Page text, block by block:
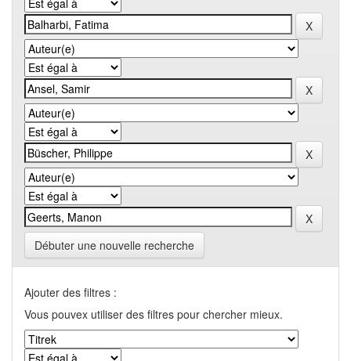
Débuter une nouvelle recherche
Ajouter des filtres :
Vous pouvex utiliser des filtres pour chercher mieux.